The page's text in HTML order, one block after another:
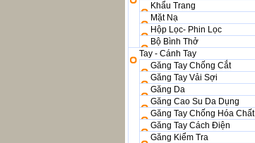
Khẩu Trang
Mặt Nạ
Hộp Lọc- Phin Lọc
Bộ Bình Thở
Tay - Cánh Tay
Găng Tay Chống Cắt
Găng Tay Vải Sợi
Găng Da
Găng Cao Su Da Dụng
Găng Tay Chống Hóa Chất
Găng Tay Cách Điện
Găng Kiểm Tra